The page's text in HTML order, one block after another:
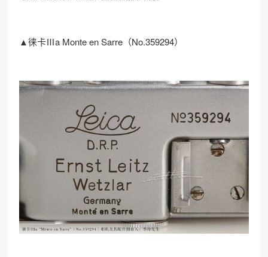
▲徕卡Ⅲa Monte en Sarre（No.359294）